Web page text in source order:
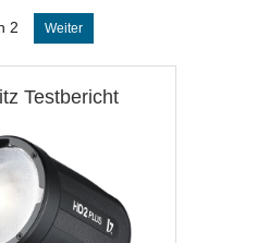
2 Weiter
Testbericht